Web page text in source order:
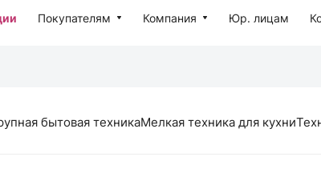
Покупателям Компания Юр. лицам
бытовая техникаМелкая техника для кухни